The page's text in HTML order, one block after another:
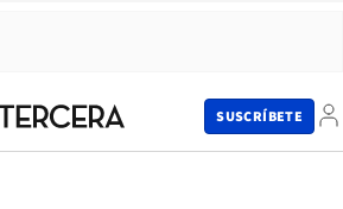
SUSCRÍBETE